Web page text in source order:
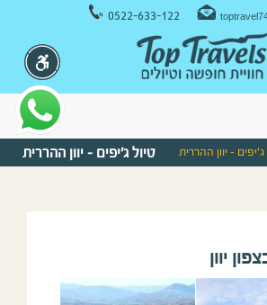
0522-633-122
ג’יפים – יוון ההררית טיול ג’יפים – יוון ההררית
יוון
ניווט במקלדת